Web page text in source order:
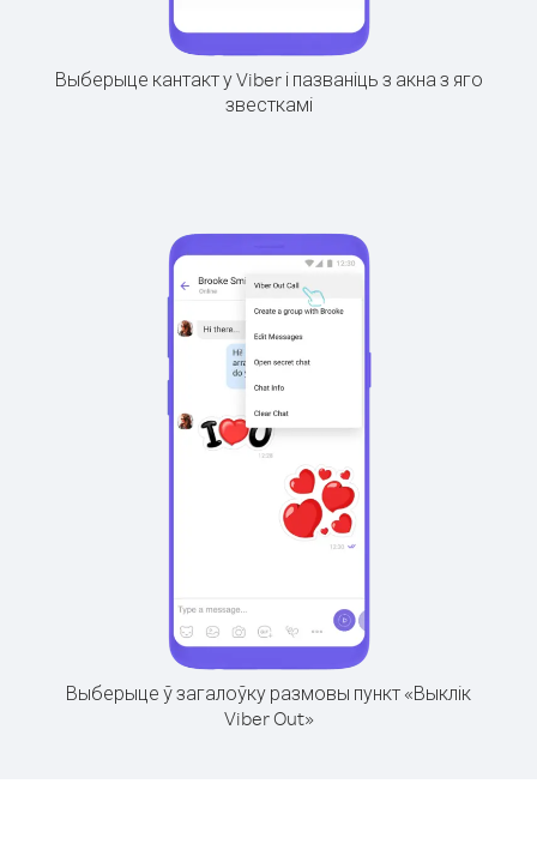
Выберыце кантакт у Viber і пазваніць з акна з яго
звесткамі
Выберыце ў загалоўку размовы пункт «Выклік
Viber Out»